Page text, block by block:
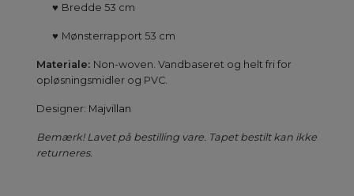
♥ Bredde 53 cm
♥ Mønsterrapport 53 cm
Materiale: Non-woven. Vandbaseret og helt fri for
opløsningsmidler og PVC.
Designer: Majvillan
Bemærk! Lavet på bestilling vare. Tapet bestilt kan ikke
returneres.